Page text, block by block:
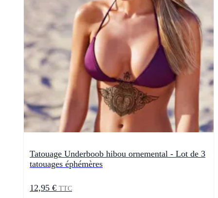
Tatouage Underboob hibou ornemental - Lot de 3
tatouages éphémères
12,95 € TTC